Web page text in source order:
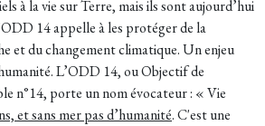
à la vie sur Terre, mais ils sont aujourd’hui
14 appelle à les protéger de la
et du changement climatique. Un enjeu
L’ODD 14, ou Objectif de
n°14, porte un nom évocateur : « Vie
et sans mer pas d’humanité. C'est une